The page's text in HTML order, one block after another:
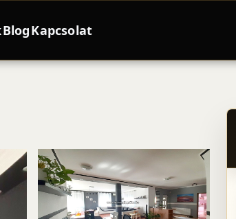
BlogKapcsolat